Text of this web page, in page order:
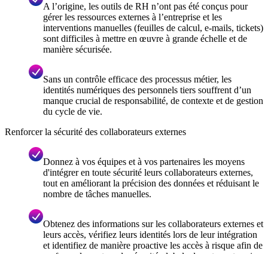
A l’origine, les outils de RH n’ont pas été conçus pour
gérer les ressources externes à l’entreprise et les
interventions manuelles (feuilles de calcul, e-mails, tickets)
sont difficiles à mettre en œuvre à grande échelle et de
manière sécurisée.
Sans un contrôle efficace des processus métier, les
identités numériques des personnels tiers souffrent d’un
manque crucial de responsabilité, de contexte et de gestion
du cycle de vie.
Renforcer la sécurité des collaborateurs externes
Donnez à vos équipes et à vos partenaires les moyens
d'intégrer en toute sécurité leurs collaborateurs externes,
tout en améliorant la précision des données et réduisant le
nombre de tâches manuelles.
Obtenez des informations sur les collaborateurs externes et
leurs accès, vérifiez leurs identités lors de leur intégration
et identifiez de manière proactive les accès à risque afin de